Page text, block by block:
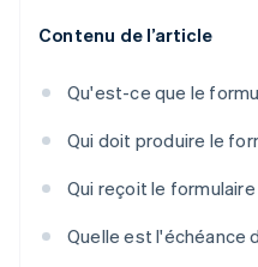
Contenu de l’article
Qu'est-ce que le
Qui doit produire le
Qui reçoit le formulaire
Quelle est l'échéance